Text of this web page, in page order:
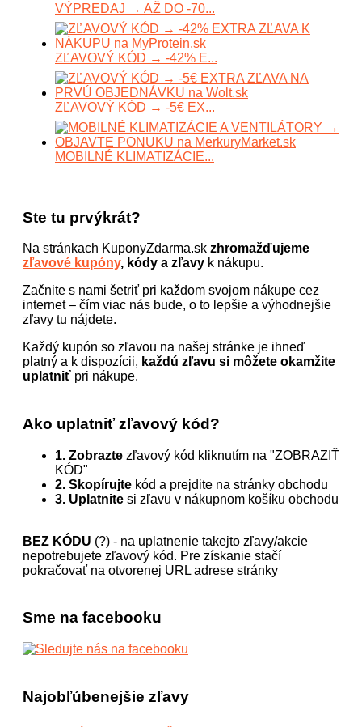
VÝPREDAJ → AŽ DO -70...
ZĽAVOVÝ KÓD → -42% E...
ZĽAVOVÝ KÓD → -5€ EX...
MOBILNÉ KLIMATIZÁCIE...
Ste tu prvýkrát?
Na stránkach KuponyZdarma.sk zhromažďujeme
zľavové kupóny, kódy a zľavy k nákupu.
Začnite s nami šetriť pri každom svojom nákupe cez
internet – čím viac nás bude, o to lepšie a výhodnejšie
zľavy tu nájdete.
Každý kupón so zľavou na našej stránke je ihneď
platný a k dispozícii, každú zľavu si môžete okamžite
uplatniť pri nákupe.
Ako uplatniť zľavový kód?
1. Zobrazte zľavový kód kliknutím na "ZOBRAZIŤ
KÓD"
2. Skopírujte kód a prejdite na stránky obchodu
3. Uplatnite si zľavu v nákupnom košíku obchodu
BEZ KÓDU (?) - na uplatnenie takejto zľavy/akcie
nepotrebujete zľavový kód. Pre získanie stačí
pokračovať na otvorenej URL adrese stránky
Sme na facebooku
Najobľúbenejšie zľavy